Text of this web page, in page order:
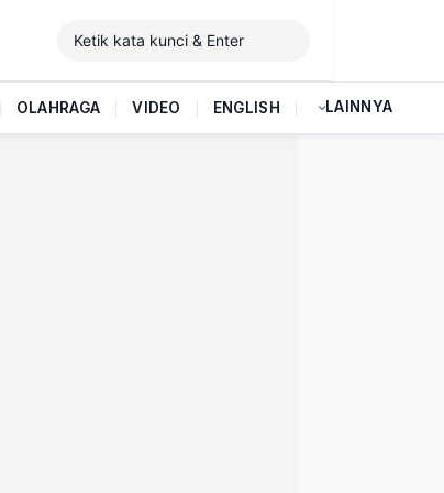
OLAHRAGA VIDEO ENGLISH LAINNYA